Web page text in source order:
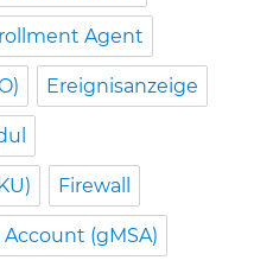
Agent
Ereignisanzeige
Firewall
(gMSA)